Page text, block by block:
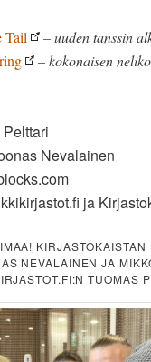
Tail
– uuden tanssin
– kokonaisen
Nevalainen
ja
KIRJASTOKAISTAN
NEVALAINEN JA
TUOMAS